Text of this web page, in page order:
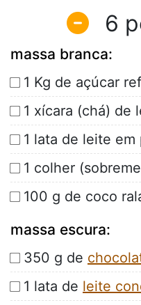
6
massa branca:
1 Kg de açúcar
1 xícara (chá) de
1 lata de leite em
1 colher
100 g de coco
massa escura:
350 g de
1 lata de leite